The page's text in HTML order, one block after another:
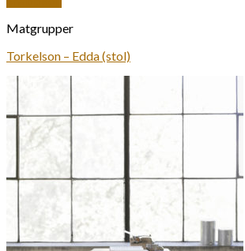
Matgrupper
Torkelson – Edda (stol)